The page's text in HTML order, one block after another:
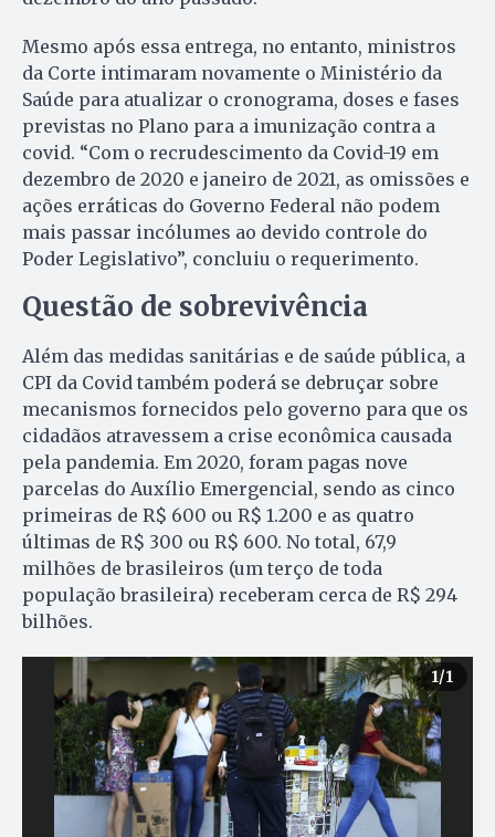
Mesmo após essa entrega, no entanto, ministros
da Corte intimaram novamente o Ministério da
Saúde para atualizar o cronograma, doses e fases
previstas no Plano para a imunização contra a
covid. “Com o recrudescimento da Covid-19 em
dezembro de 2020 e janeiro de 2021, as omissões e
ações erráticas do Governo Federal não podem
mais passar incólumes ao devido controle do
Poder Legislativo”, concluiu o requerimento.
Questão de sobrevivência
Além das medidas sanitárias e de saúde pública, a
CPI da Covid também poderá se debruçar sobre
mecanismos fornecidos pelo governo para que os
cidadãos atravessem a crise econômica causada
pela pandemia. Em 2020, foram pagas nove
parcelas do Auxílio Emergencial, sendo as cinco
primeiras de R$ 600 ou R$ 1.200 e as quatro
últimas de R$ 300 ou R$ 600. No total, 67,9
milhões de brasileiros (um terço de toda
população brasileira) receberam cerca de R$ 294
bilhões.
1/1